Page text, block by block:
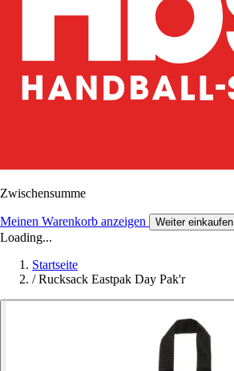
Zwischensumme
Meinen Warenkorb anzeigen Weiter einkaufen
Loading...
Startseite
/ Rucksack Eastpak Day Pak'r